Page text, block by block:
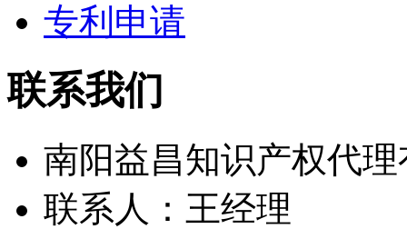
专利申请
联系我们
南阳益昌知识产权代
联系人：王经理